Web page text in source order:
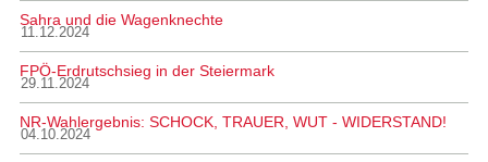
Sahra und die Wagenknechte
11.12.2024
FPÖ-Erdrutschsieg in der Steiermark
29.11.2024
NR-Wahlergebnis: SCHOCK, TRAUER, WUT - WIDERSTAND!
04.10.2024